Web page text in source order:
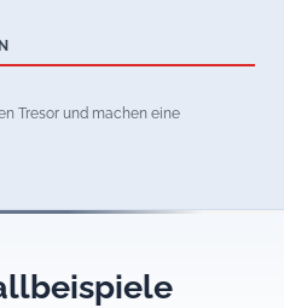
Tresor und machen eine